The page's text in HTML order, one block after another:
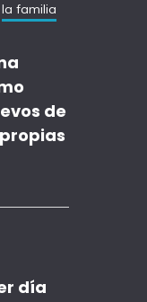
la familia
de
día